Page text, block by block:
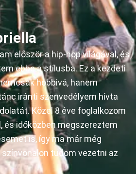
először a hip-hop világával, és
ebbe a stílusba. Ez a kezdeti
hobbivá, hanem
iránti szenvedélyem hívta
Közel 8 éve foglalkozom
és időközben megszereztem
is, így ma már még
tudom vezetni az